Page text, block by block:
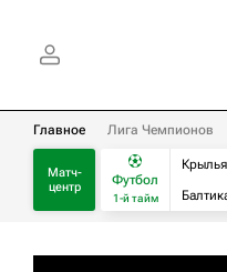
Главное Лига Чемпионов
Матч-
центр
Футбол
1-й тайм